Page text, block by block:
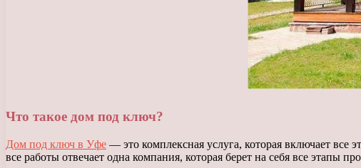
Что такое дом под ключ?
Дом под ключ в Уфе — это комплексная услуга, которая включает все
все работы отвечает одна компания, которая берет на себя все этапы